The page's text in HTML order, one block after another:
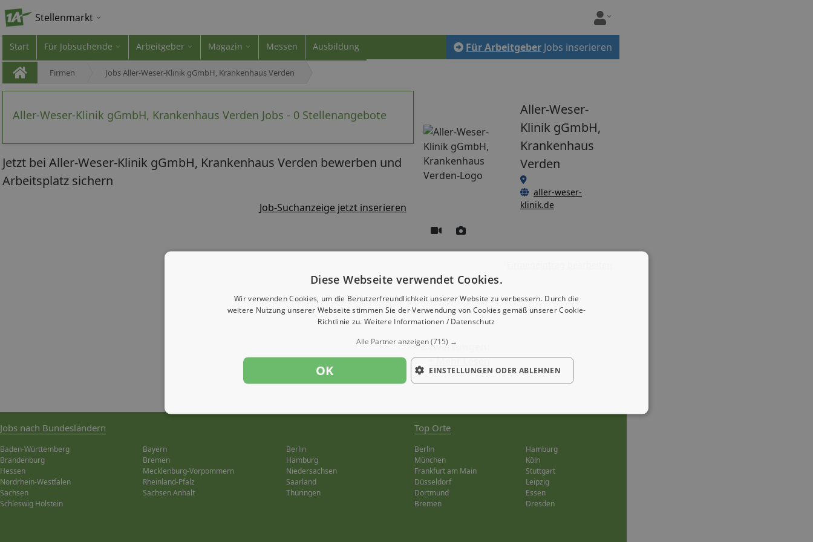
Stellenmarkt
Start Für Jobsuchende Arbeitgeber Magazin Messen Ausbildung Für Arbeitgeber Jobs inserieren
Firmen Jobs Aller-Weser-Klinik gGmbH, Krankenhaus Verden
Aller-Weser-Klinik gGmbH, Krankenhaus Verden Jobs - 0 Stellenangebote
Jetzt bei Aller-Weser-Klinik gGmbH, Krankenhaus Verden bewerben und
Arbeitsplatz sichern
Job-Suchanzeige jetzt inserieren
Aller-Weser-
Klinik gGmbH,
Krankenhaus
Verden
aller-weser-
klinik.de
Bewertungen:
+ Mehr Lesen
Jobs nach Bundesländern
Baden-Württemberg Bayern
Berlin
Brandenburg
Bremen
Hamburg
Hessen
Mecklenburg-Vorpommern
Niedersachsen
Nordrhein-Westfalen
Rheinland-Pfalz
Saarland
Sachsen
Sachsen Anhalt
Thüringen
Schleswig Holstein
Top Orte
Berlin
Hamburg
München
Köln
Frankfurt am Main
Stuttgart
Düsseldorf
Leipzig
Dortmund
Essen
Bremen
Dresden
Diese Webseite verwendet Cookies.
Wir verwenden Cookies, um die Benutzerfreundlichkeit unserer Website zu verbessern. Durch die
weitere Nutzung unserer Webseite stimmen Sie der Verwendung von Cookies gemäß unserer Cookie-
Richtlinie zu. Weitere Informationen / Datenschutz
Alle Partner anzeigen(715) →
OK EINSTELLUNGEN ODER ABLEHNEN